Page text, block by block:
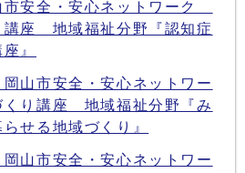
市安全・安心ネットワーク
講座 地域福祉分野『認知症
』
岡山市安全・安心ネットワー
り講座 地域福祉分野『み
せる地域づくり』
岡山市安全・安心ネットワー